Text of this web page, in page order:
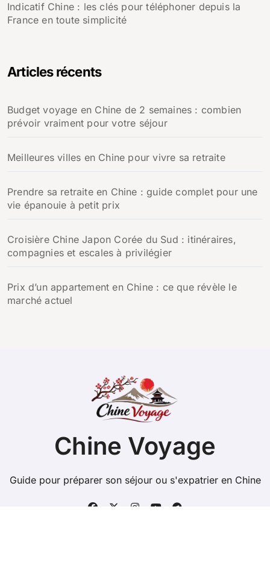
Indicatif Chine : les clés pour téléphoner depuis la
France en toute simplicité
Articles récents
Budget voyage en Chine de 2 semaines : combien
prévoir vraiment pour votre séjour
Meilleures villes en Chine pour vivre sa retraite
Prendre sa retraite en Chine : guide complet pour une
vie épanouie à petit prix
Croisière Chine Japon Corée du Sud : itinéraires,
compagnies et escales à privilégier
Prix d’un appartement en Chine : ce que révèle le
marché actuel
Chine Voyage
Guide pour préparer son séjour ou s'expatrier en Chine